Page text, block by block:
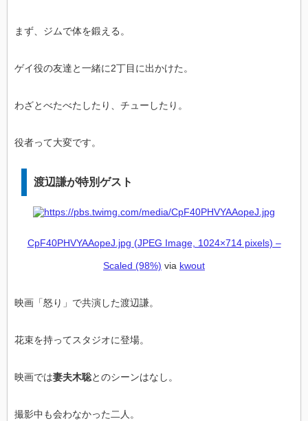
まず、ジムで体を鍛える。
ゲイ役の友達と一緒に2丁目に出かけた。
わざとべたべたしたり、チューしたり。
役者って大変です。
渡辺謙が特別ゲスト
CpF40PHVYAAopeJ.jpg (JPEG Image, 1024×714 pixels) –
Scaled (98%) via kwout
映画「怒り」で共演した渡辺謙。
花束を持ってスタジオに登場。
映画では妻夫木聡とのシーンはなし。
撮影中も会わなかった二人。